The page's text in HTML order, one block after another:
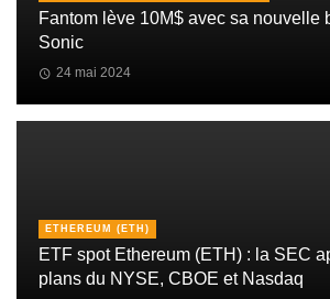
Fantom lève 10M$ avec sa nouvelle
Sonic
24 mai 2024
ETHEREUM (ETH)
ETF spot Ethereum (ETH) : la SEC
plans du NYSE, CBOE et Nasdaq